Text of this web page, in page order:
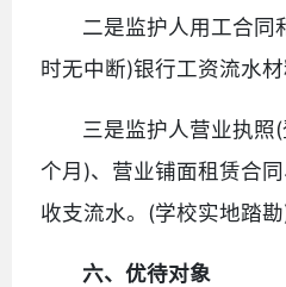
二是监护人用工合同
时无中断)银行工资流水材
三是监护人营业执照
个月)、营业铺面租赁合
收支流水。(学校实地踏
六、优待对象